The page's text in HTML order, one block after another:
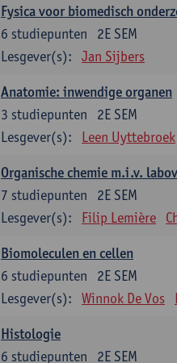
Fysica voor biomedisch
2E SEM
6 studiepunten
Lesgever(s):
Jan Sijbers
Anatomie: inwendige organen
2E SEM
3 studiepunten
Lesgever(s):
Leen Uyttebroek
Organische chemie m.i.v.
2E SEM
7 studiepunten
Lesgever(s):
Filip Lemière
Biomoleculen en cellen
2E SEM
6 studiepunten
Lesgever(s):
Winnok De Vos
Histologie
2E SEM
6 studiepunten